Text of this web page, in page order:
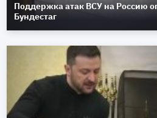
Поддержка атак ВСУ на Россию
Бундестаг